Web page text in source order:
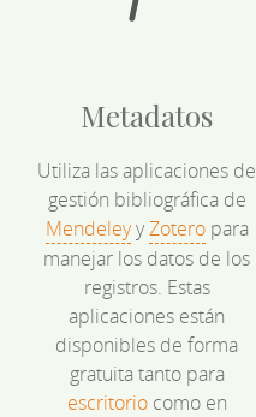
Metadatos
Utiliza las aplicaciones de
gestión bibliográfica de
MendeleyyZoteropara
manejar los datos de los
registros. Estas
aplicaciones están
disponibles de forma
gratuita tanto para
escritoriocomo en